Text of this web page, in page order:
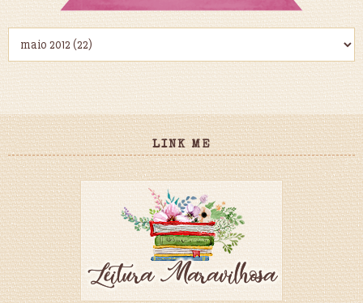
LINK ME